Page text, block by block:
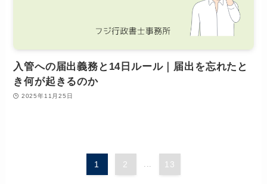
入管への届出義務と14日ルール｜届出を忘れたと
き何が起きるのか
2025年11月25日
1 2 13